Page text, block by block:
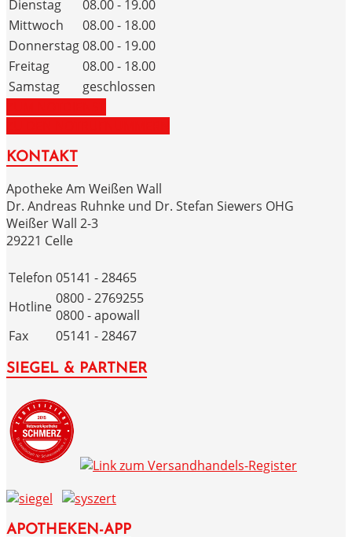
Dienstag
08.00 - 19.00
Mittwoch
08.00 - 18.00
Donnerstag08.00 - 19.00
Freitag
08.00 - 18.00
Samstag
geschlossen
KONTAKT
Apotheke Am Weißen Wall
Dr. Andreas Ruhnke und Dr. Stefan Siewers OHG
Weißer Wall 2-3
29221 Celle
Telefon 05141 - 28465
Hotline 0800 - 2769255
0800 - apowall
Fax
05141 - 28467
SIEGEL & PARTNER
APOTHEKEN-APP